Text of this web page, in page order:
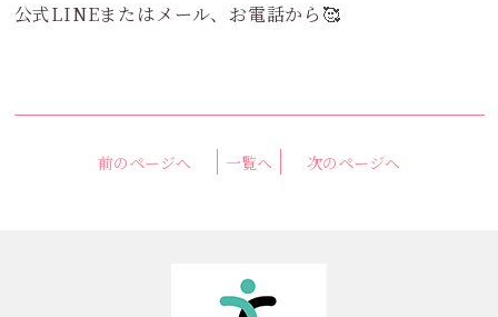
公式LINEまたはメール、お電話から🥰
前のページへ 一覧へ 次のページへ